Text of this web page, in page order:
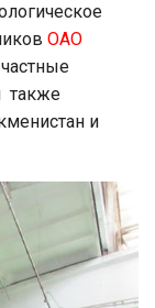
ОАО
также
и